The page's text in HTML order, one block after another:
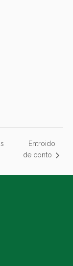
Entroido
de conto